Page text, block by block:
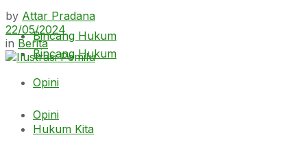
Bincang Hukum
Opini
Bincang Hukum
Opini
Hukum Kita
by Attar Pradana
22/05/2024
in Berita